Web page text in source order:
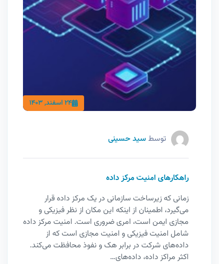
24 اسفند, 1403
توسط سید حسینی
راهکارهای امنیت مرکز داده
زمانی که زیرساخت سازمانی در یک مرکز داده قرار
می‌گیرد، اطمینان از اینکه این مکان از نظر فیزیکی و
مجازی ایمن است، امری ضروری است. امنیت مرکز داده
شامل امنیت فیزیکی و امنیت مجازی است که از
داده‌های شرکت در برابر هک و نفوذ محافظت می‌کند.
اکثر مراکز داده، داده‌های…